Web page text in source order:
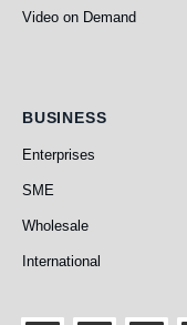
Video on Demand
Business
BUSINESS
Enterprises
SME
Wholesale
International